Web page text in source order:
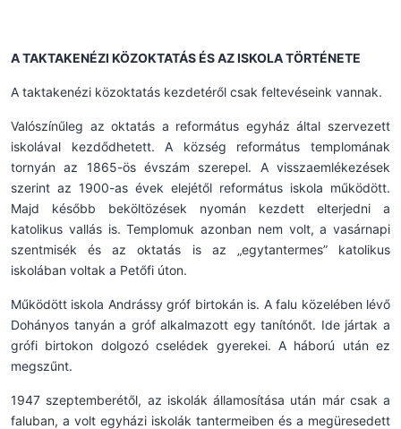
A TAKTAKENÉZI KÖZOKTATÁS ÉS AZ ISKOLA TÖRTÉNETE
A taktakenézi közoktatás kezdetéről csak feltevéseink vannak.
Valószínűleg az oktatás a református egyház által szervezett
iskolával kezdődhetett. A község református templomának
tornyán az 1865-ös évszám szerepel. A visszaemlékezések
szerint az 1900-as évek elejétől református iskola működött.
Majd később beköltözések nyomán kezdett elterjedni a
katolikus vallás is. Templomuk azonban nem volt, a vasárnapi
szentmisék és az oktatás is az „egytantermes” katolikus
iskolában voltak a Petőfi úton.
Működött iskola Andrássy gróf birtokán is. A falu közelében lévő
Dohányos tanyán a gróf alkalmazott egy tanítónőt. Ide jártak a
grófi birtokon dolgozó cselédek gyerekei. A háború után ez
megszűnt.
1947 szeptemberétől, az iskolák államosítása után már csak a
faluban, a volt egyházi iskolák tantermeiben és a megüresedett